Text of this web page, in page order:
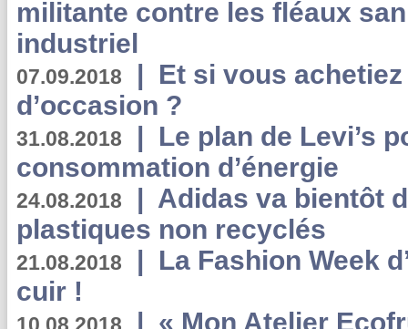
militante contre les fléaux
industriel
07.09.2018 | Et si vous
d’occasion ?
31.08.2018 | Le plan de Levi’s
consommation d’énergie
24.08.2018 | Adidas va bientôt
plastiques non recyclés
21.08.2018 | La Fashion Week
cuir !
| « Mon Atelier